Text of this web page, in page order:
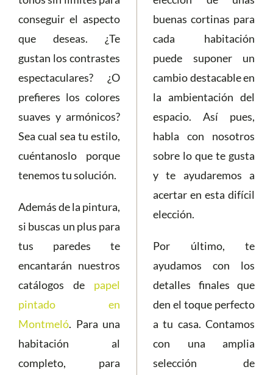
conseguir el aspecto
que deseas. ¿Te
gustan los contrastes
espectaculares? ¿O
prefieres los colores
suaves y armónicos?
Sea cual sea tu estilo,
cuéntanoslo porque
tenemos tu solución.
Además de la pintura,
si buscas un plus para
tus paredes te
encantarán nuestros
catálogos de papel
pintado en
Montmeló. Para una
habitación al
completo, para
buenas cortinas para
cada habitación
puede suponer un
cambio destacable en
la ambientación del
espacio. Así pues,
habla con nosotros
sobre lo que te gusta
y te ayudaremos a
acertar en esta difícil
elección.
Por último, te
ayudamos con los
detalles finales que
den el toque perfecto
a tu casa. Contamos
con una amplia
selección de